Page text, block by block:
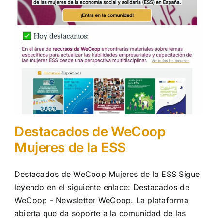
Destacados de WeCoop
Mujeres de la ESS
Destacados de WeCoop Mujeres de la ESS Sigue
leyendo en el siguiente enlace: Destacados de
WeCoop - Newsletter WeCoop. La plataforma
abierta que da soporte a la comunidad de las